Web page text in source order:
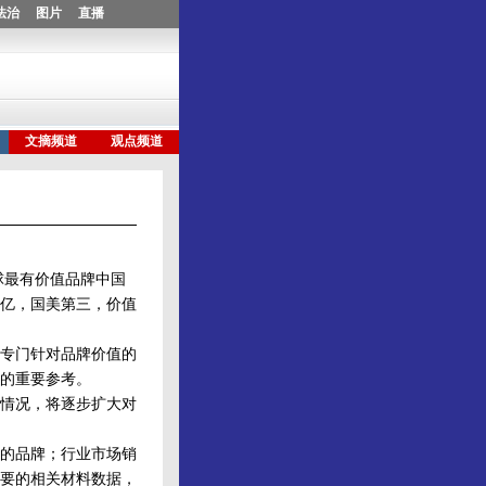
有价值品牌中国
，国美第三，价值
门针对品牌价值的
重要参考。
况，将逐步扩大对
品牌；行业市场销
的相关材料数据，